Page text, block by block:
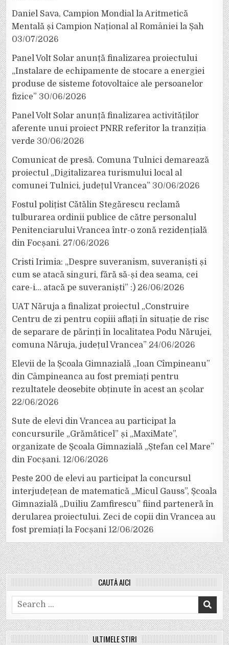
Daniel Sava, Campion Mondial la Aritmetică
Mentală și Campion Național al României la Șah
03/07/2026
Panel Volt Solar anunță finalizarea proiectului
„Instalare de echipamente de stocare a energiei
produse de sisteme fotovoltaice ale persoanelor
fizice” 30/06/2026
Panel Volt Solar anunță finalizarea activităților
aferente unui proiect PNRR referitor la tranziția
verde 30/06/2026
Comunicat de presă. Comuna Tulnici demarează
proiectul „Digitalizarea turismului local al
comunei Tulnici, județul Vrancea” 30/06/2026
Fostul polițist Cătălin Stegărescu reclamă
tulburarea ordinii publice de către personalul
Penitenciarului Vrancea într-o zonă rezidențială
din Focșani. 27/06/2026
Cristi Irimia: „Despre suveranism, suveraniști și
cum se atacă singuri, fără să-și dea seama, cei
care-i… atacă pe suveraniști” :) 26/06/2026
UAT Năruja a finalizat proiectul „Construire
Centru de zi pentru copiii aflați în situație de risc
de separare de părinți în localitatea Podu Nărujei,
comuna Năruja, județul Vrancea” 24/06/2026
Elevii de la Școala Gimnazială „Ioan Cîmpineanu”
din Câmpineanca au fost premiați pentru
rezultatele deosebite obținute în acest an școlar
22/06/2026
Sute de elevi din Vrancea au participat la
concursurile „Grămăticel” și „MaxiMate”,
organizate de Școala Gimnazială „Ștefan cel Mare”
din Focșani. 12/06/2026
Peste 200 de elevi au participat la concursul
interjudețean de matematică „Micul Gauss”, Școala
Gimnazială „Duiliu Zamfirescu” fiind parteneră în
derularea proiectului. Zeci de copii din Vrancea au
fost premiați la Focșani 12/06/2026
CAUTĂ AICI
Search
for:
ULTIMELE ȘTIRI